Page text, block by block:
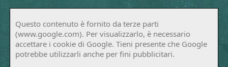
Questo contenuto è fornito da terze parti
(www.google.com). Per visualizzarlo, è necessario
accettare i cookie di Google. Tieni presente che Google
potrebbe utilizzarli anche per fini pubblicitari.